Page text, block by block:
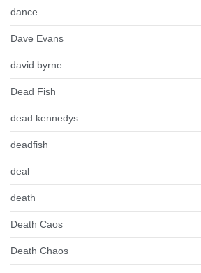
dance
Dave Evans
david byrne
Dead Fish
dead kennedys
deadfish
deal
death
Death Caos
Death Chaos